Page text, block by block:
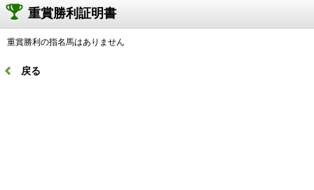
重賞勝利証明書
重賞勝利の指名馬はありません
戻る